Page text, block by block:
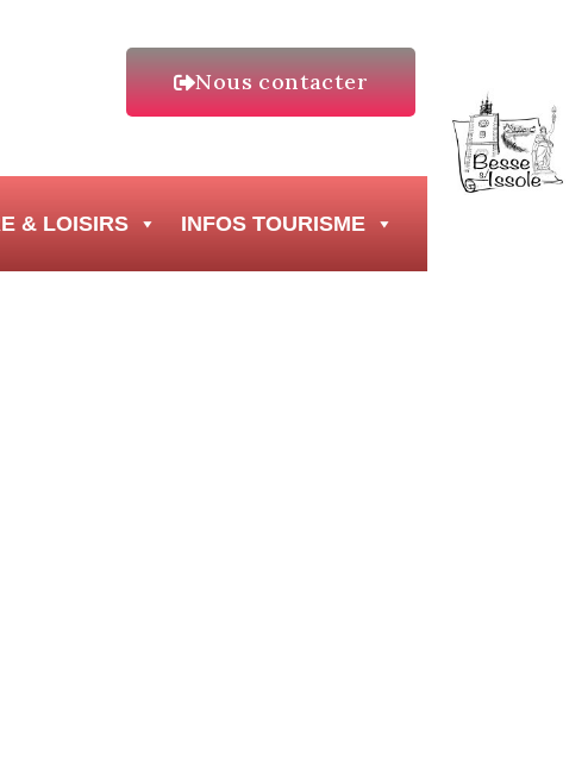
Nous contacter
& LOISIRS INFOS TOURISME